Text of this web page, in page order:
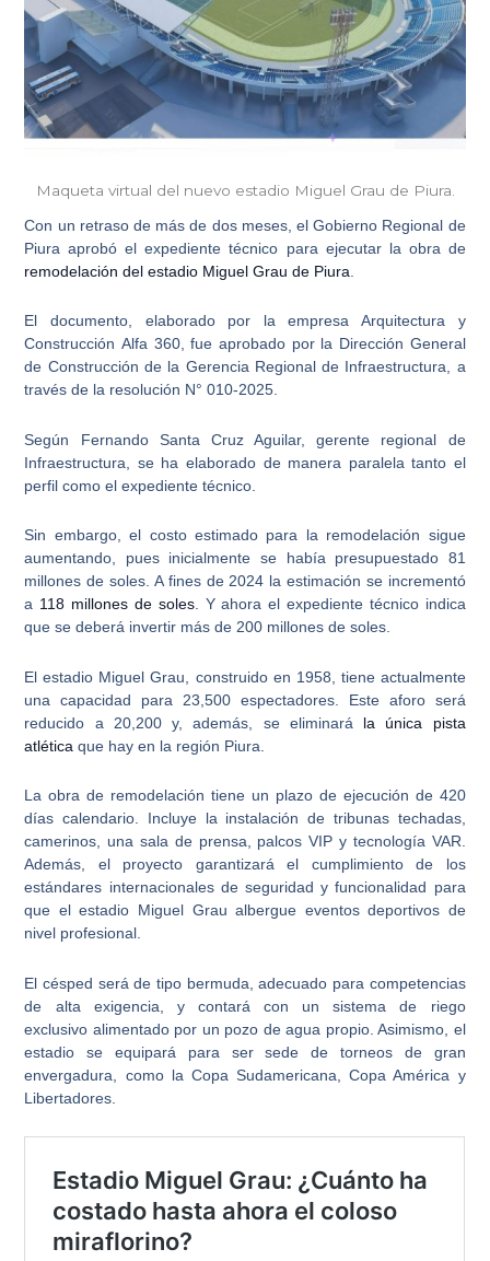
Maqueta virtual del nuevo estadio Miguel Grau de Piura.
Con un retraso de más de dos meses, elGobierno Regional de
Piura aprobó el expediente técnico para ejecutar la obra de
remodelación del estadio Miguel Grau de Piura
El documento, elaborado por la empresa Arquitectura y
ConstrucciónAlfa 360, fue aprobado por la Dirección General
de Construcción de la Gerencia Regional de Infraestructura, a
través de la resolución N° 010-2025.
Según Fernando Santa Cruz Aguilar, gerente regional de
Infraestructura, se ha elaborado de manera paralela tanto el
perfil como el expediente técnico
Sin embargo, el costo estimado para la remodelación sigue
aumentando, pues inicialmente se había presupuestado 81
millones de soles. A fines de 2024 la estimación se incrementó
a 118 millones de soles. Y ahora el expediente técnico indica
que se deberá invertir más de 200 millones de soles.
Elestadio Miguel Grau , construido en 1958, tiene actualmente
una capacidad para 23,500 espectadores. Este aforo será
reducido a 20,200 y, además, se eliminará la única pista
atlética que hay en la región Piura.
La obra de remodelación tiene un plazo de ejecución de 420
días calendario. Incluye la instalación de tribunas techadas,
camerinos, una sala de prensa, palcos VIP y tecnología VAR.
Además, el proyecto garantizará el cumplimiento de los
estándares internacionales de seguridad y funcionalidad para
que el estadio Miguel Grau albergue eventos deportivos de
nivel profesional.
Elcésped será de tipo bermuda, adecuado para competencias
de alta exigencia, y contará con un sistema de riego
exclusivo alimentado por un pozo de agua propio. Asimismo, el
estadio se equipará para ser sede de torneos de gran
envergadura, como la Copa Sudamericana, Copa América y
Libertadores.